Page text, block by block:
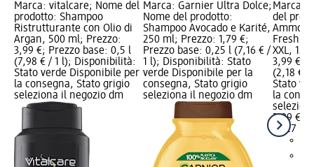
Marca: vitalcare; Nome del
prodotto: Shampoo
Ristrutturante con Olio di
Argan, 500 ml; Prezzo:
3,99 €; Prezzo base: 0,5 l
(7,98 € / 1 l); Disponibilità:
Stato verde Disponibile per
la consegna, Stato grigio
seleziona il negozio dm
Marca: Garnier Ultra Dolce;
Nome del prodotto:
Shampoo Avocado e Karité,
250 ml; Prezzo: 1,79 €;
Prezzo base: 0,25 l (7,16 € /
1 l); Disponibilità: Stato
verde Disponibile per la
consegna, Stato grigio
seleziona il negozio dm
Marca:
del
Fresh
XXL,
3,99 €;
(2,18 €
Stato
la
3,99 €
1,827 l